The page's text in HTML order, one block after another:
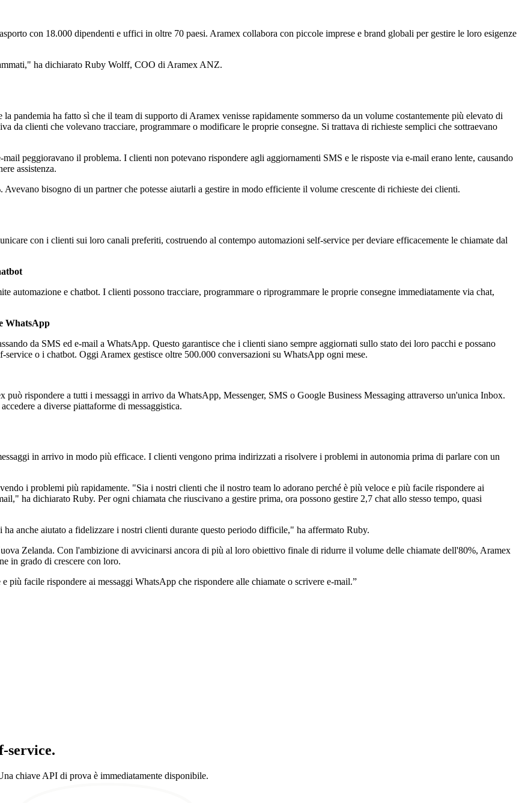
con 18.000 dipendenti e uffici in oltre 70 paesi. Aramex collabora con piccole imprese e brand globali per gestire le loro esigenze
ha dichiarato Ruby Wolff, COO di Aramex ANZ.
pandemia ha fatto sì che il team di supporto di Aramex venisse rapidamente sommerso da un volume costantemente più elevato di
da clienti che volevano tracciare, programmare o modificare le proprie consegne. Si trattava di richieste semplici che sottraevano
peggioravano il problema. I clienti non potevano rispondere agli aggiornamenti SMS e le risposte via e-mail erano lente, causando
assistenza.
bisogno di un partner che potesse aiutarli a gestire in modo efficiente il volume crescente di richieste dei clienti.
con i clienti sui loro canali preferiti, costruendo al contempo automazioni self-service per deviare efficacemente le chiamate dal
e chatbot. I clienti possono tracciare, programmare o riprogrammare le proprie consegne immediatamente via chat,
WhatsApp
da SMS ed e-mail a WhatsApp. Questo garantisce che i clienti siano sempre aggiornati sullo stato dei loro pacchi e possano
o i chatbot. Oggi Aramex gestisce oltre 500.000 conversazioni su WhatsApp ogni mese.
rispondere a tutti i messaggi in arrivo da WhatsApp, Messenger, SMS o Google Business Messaging attraverso un'unica Inbox.
a diverse piattaforme di messaggistica.
in arrivo in modo più efficace. I clienti vengono prima indirizzati a risolvere i problemi in autonomia prima di parlare con un
i problemi più rapidamente. "Sia i nostri clienti che il nostro team lo adorano perché è più veloce e più facile rispondere ai
ha dichiarato Ruby. Per ogni chiamata che riuscivano a gestire prima, ora possono gestire 2,7 chat allo stesso tempo, quasi
anche aiutato a fidelizzare i nostri clienti durante questo periodo difficile," ha affermato Ruby.
Zelanda. Con l'ambizione di avvicinarsi ancora di più al loro obiettivo finale di ridurre il volume delle chiamate dell'80%, Aramex
in grado di crescere con loro.
più facile rispondere ai messaggi WhatsApp che rispondere alle chiamate o scrivere e-mail.”
service.
chiave API di prova è immediatamente disponibile.